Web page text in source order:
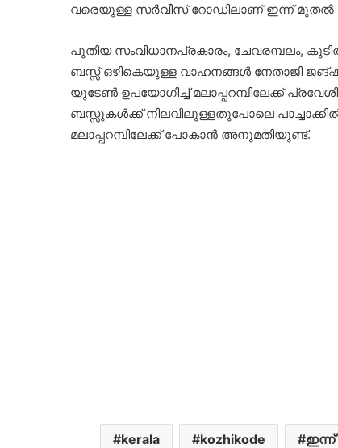
വരെയുള്ള സര്‍വീസ് റോഡിലാണ് ഇന്ന് മുതല്‍
പുതിയ സംവിധാനപ്രകാരം, ചേവരമ്പലം,
ബസ്സ് ഒഴികെയുള്ള വാഹനങ്ങള്‍ നേതാജി
യുടേണ്‍ ഉപയോഗിച്ച്‌ മലാപ്പറമ്പിലേക്ക്
ബസ്സുകള്‍ക്ക് നിലവിലുള്ളതുപോലെ
മലാപ്പറമ്പിലേക്ക് പോകാന്‍ അനുമതിയുണ്ട്.
kerala kozhikode ഇന്ന്